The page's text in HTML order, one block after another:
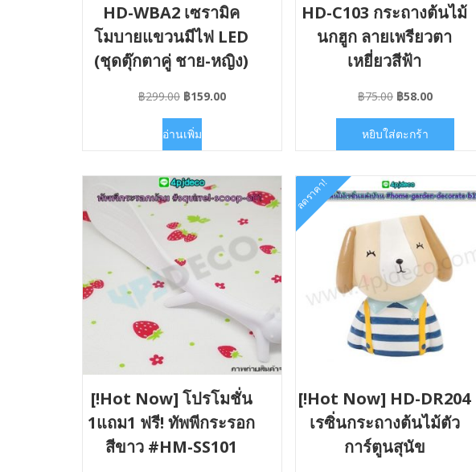
HD-WBA2 เซรามิค
โมบายแขวนมีไฟ LED
(ชุดตุ๊กตาคู่ ชาย-หญิง)
฿299.00 Original
was:
฿159.00Current
อ่านเพิ่ม
HD-C103 กระถางต้นไม้
นกฮูก ลายเพรียวตา
เหยี่ยวสีฟ้า
฿75.00 Original
was:
฿58.00Current
หยิบใส่ตะกร้า
[!Hot Now] โปรโมชั่น
1แถม1 ฟรี! ทัพพีกระรอก
สีขาว #HM-SS101
ลดราคา!
[!Hot Now] HD-DR204
เรซิ่นกระถางต้นไม้ตัว
การ์ตูนสุนัข